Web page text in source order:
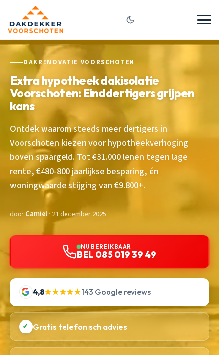
DAKRENOVATIE VOORSCHOTEN
Extra hypotheek dakisolatie
Voorschoten: Einddertigers grijpen
kans
Ontdek waarom steeds meer dertigers in
Voorschoten kiezen voor hypotheekverhoging
boven spaargeld. Tot €31.000 lenen tegen lage
rente, €480-800 jaarlijkse besparing, én
woningwaarde stijging van €9.800+.
doorCamiel· 21 december 2025
NU BEREIKBAAR
BEL 085 019 39 49
4,8★★★★★143 Google reviews
✓ Gratis telefonisch advies